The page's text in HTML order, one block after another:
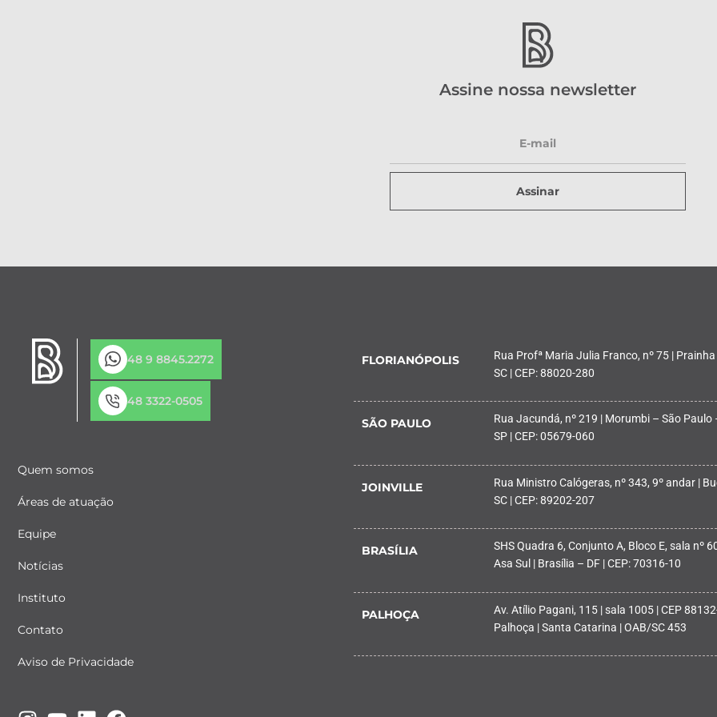
Assine nossa newsletter
Assinar
48 9 8845.2272
48 3322-0505
Quem somos
Áreas de atuação
Equipe
Notícias
Instituto
Contato
Aviso de Privacidade
FLORIANÓPOLIS
Rua Profª Maria Julia Franco, nº 75 |
SC | CEP: 88020-280
SÃO PAULO
Rua Jacundá, nº 219 | Morumbi – São Paulo
SP | CEP: 05679-060
JOINVILLE
Rua Ministro Calógeras, nº 343, 9º andar |
SC | CEP: 89202-207
BRASÍLIA
SHS Quadra 6, Conjunto A, Bloco E, sala nº
Asa Sul | Brasília – DF | CEP: 70316-10
PALHOÇA
Av. Atílio Pagani, 115 | sala 1005 | CEP
Palhoça | Santa Catarina | OAB/SC 453